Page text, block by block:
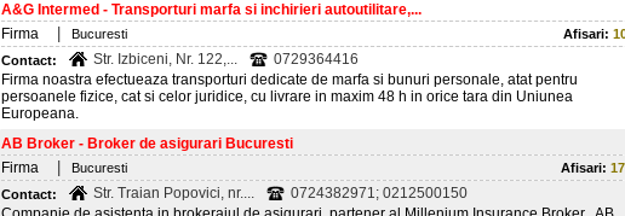
A&G Intermed - Transporturi marfa si inchirieri autoutilitare,...
Firma
Bucuresti Afisari:
Contact:
Str. Izbiceni, Nr. 122,...
0729364416
Firma noastra efectueaza transporturi dedicate de marfa si bunuri personale, atat pentru
persoanele fizice, cat si celor juridice, cu livrare in maxim 48 h in orice tara din Uniunea
Europeana.
AB Broker - Broker de asigurari Bucuresti
Firma
Bucuresti Afisari:
Contact:
Str. Traian Popovici, nr....
0724382971; 0212500150